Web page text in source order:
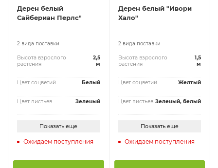
Дерен белый
Сайбериан Перлс"
2 вида поставки
Высота взрослого
растения
2,5
м
Цвет соцветий Белый
Цвет листьев Зеленый
Показать еще
Ожидаем поступления
Дерен белый "Ивори
Хало"
2 вида поставки
Высота взрослого
растения
1,5
м
Цвет соцветий Желтый
Цвет листьев Зеленый, белый
Показать еще
Ожидаем поступления